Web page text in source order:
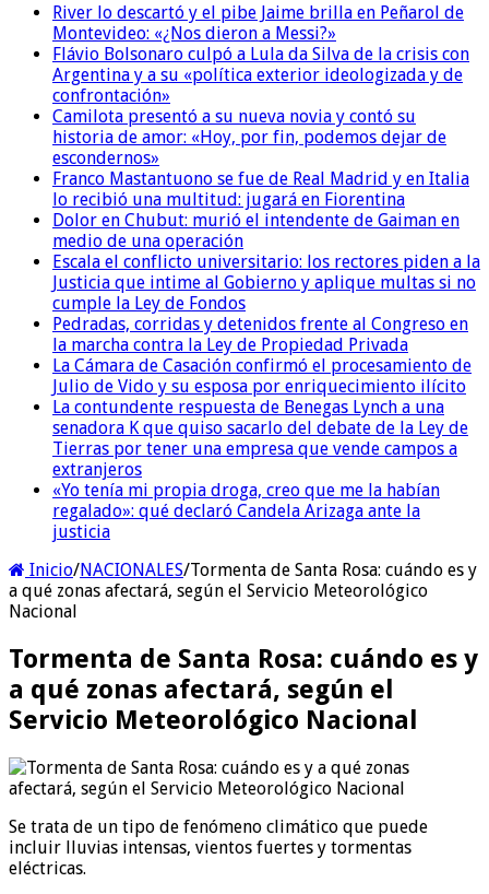
River lo descartó y el pibe Jaime brilla en Peñarol de
Montevideo: «¿Nos dieron a Messi?»
Flávio Bolsonaro culpó a Lula da Silva de la crisis con
Argentina y a su «política exterior ideologizada y de
confrontación»
Camilota presentó a su nueva novia y contó su
historia de amor: «Hoy, por fin, podemos dejar de
escondernos»
Franco Mastantuono se fue de Real Madrid y en Italia
lo recibió una multitud: jugará en Fiorentina
Dolor en Chubut: murió el intendente de Gaiman en
medio de una operación
Escala el conflicto universitario: los rectores piden a la
Justicia que intime al Gobierno y aplique multas si no
cumple la Ley de Fondos
Pedradas, corridas y detenidos frente al Congreso en
la marcha contra la Ley de Propiedad Privada
La Cámara de Casación confirmó el procesamiento de
Julio de Vido y su esposa por enriquecimiento ilícito
La contundente respuesta de Benegas Lynch a una
senadora K que quiso sacarlo del debate de la Ley de
Tierras por tener una empresa que vende campos a
extranjeros
«Yo tenía mi propia droga, creo que me la habían
regalado»: qué declaró Candela Arizaga ante la
justicia
Inicio/NACIONALES/Tormenta de Santa Rosa: cuándo es y
a qué zonas afectará, según el Servicio Meteorológico
Nacional
Tormenta de Santa Rosa: cuándo es y
a qué zonas afectará, según el
Servicio Meteorológico Nacional
Se trata de un tipo de fenómeno climático que puede
incluir lluvias intensas, vientos fuertes y tormentas
eléctricas.